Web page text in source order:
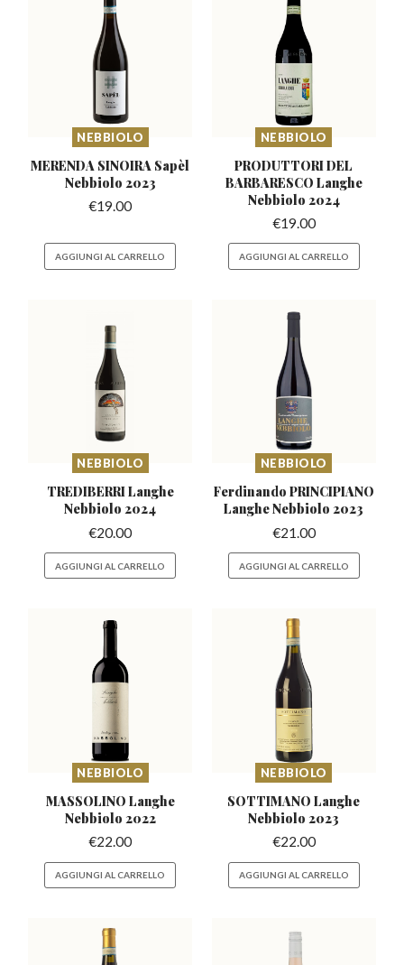
NEBBIOLO
MERENDA SINOIRA Sapèl
Nebbiolo 2023
€19.00
AGGIUNGI AL CARRELLO
NEBBIOLO
PRODUTTORI DEL
BARBARESCO Langhe
Nebbiolo 2024
€19.00
AGGIUNGI AL CARRELLO
NEBBIOLO
TREDIBERRI Langhe
Nebbiolo 2024
€20.00
AGGIUNGI AL CARRELLO
NEBBIOLO
Ferdinando PRINCIPIANO
Langhe Nebbiolo 2023
€21.00
AGGIUNGI AL CARRELLO
NEBBIOLO
MASSOLINO Langhe
Nebbiolo 2022
€22.00
AGGIUNGI AL CARRELLO
NEBBIOLO
SOTTIMANO Langhe
Nebbiolo 2023
€22.00
AGGIUNGI AL CARRELLO